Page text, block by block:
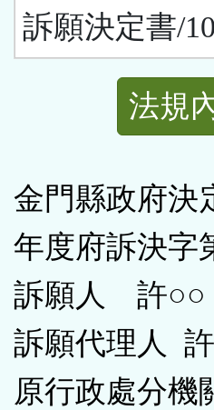
訴願決定書/
功
能
按
鈕
區
法規
金門縣
年度府訴決字
訴願人 許○○
訴願代理人
原行政處分